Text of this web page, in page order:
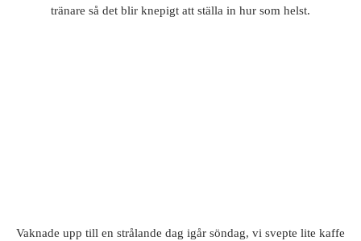
tränare så det blir knepigt att ställa in hur som helst.
Vaknade upp till en strålande dag igår söndag, vi svepte lite kaffe